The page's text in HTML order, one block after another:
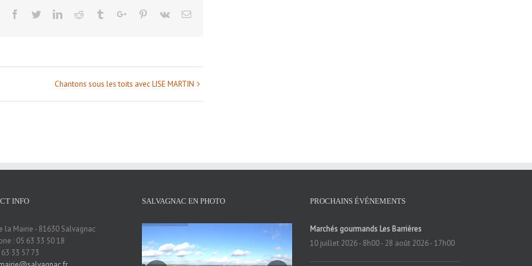
Facebook
TwitterLinkedinReddit TumblrGoogle+Pinterest
Vk Email
Chantons sous les toits avec LISE MARTIN
INFO
la Mairie - 81630 Salvagnac
: 05 63 33 50 18
33 57 73
SALVAGNAC EN PHOTO PROCHAINS ÉVÉNEMENTS
Marchés gourmands Les Barrières
10 juillet 2026 - 8h00- 28 août 2026 - 17h00